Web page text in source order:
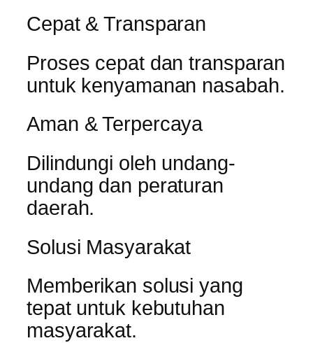
Cepat & Transparan
Proses cepat dan transparan
untuk kenyamanan nasabah.
Aman & Terpercaya
Dilindungi oleh undang-
undang dan peraturan
daerah.
Solusi Masyarakat
Memberikan solusi yang
tepat untuk kebutuhan
masyarakat.